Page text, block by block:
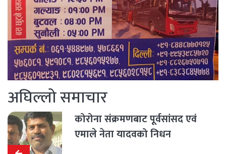
अघिल्लो समाचार
कोरोना संक्रमणबाट पूर्वसांसद एवं
एमाले नेता यादवको निधन